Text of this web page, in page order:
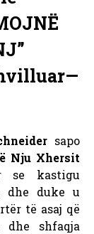
sapo
Nju Xhersit
se kastigu
dhe duke u
të asaj që
shfaqja